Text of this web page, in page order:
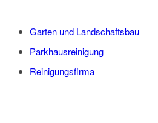
Garten und Landschaftsbau
Parkhausreinigung
Reinigungsfirma